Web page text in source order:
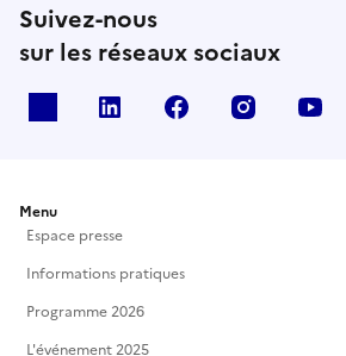
Suivez-nous
sur les réseaux sociaux
Linkedin Facebook Instagram
Menu
Espace presse
Informations pratiques
Programme 2026
L'événement 2025